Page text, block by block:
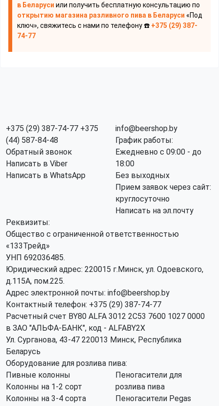
в Беларуси или получить бесплатную консультацию по
открытию магазина разливного пива в Беларуси «Под
ключ», свяжитесь с нами по телефону ☎️ +375 (29) 387-
74-77
+375 (29) 387-74-77 +375
(44) 587-84-48
Обратный звонок
Написать в Viber
Написать в WhatsApp
info@beershop.by
График работы:
Ежедневно с 09:00 - до
18:00
Без выходных
Прием заявок через сайт:
круглосуточно
Написать на эл.почту
Реквизиты:
Общество с ограниченной ответственностью
«133Трейд»
УНП 692036485​.
Юридический адрес: 220015 г.Минск, ул. Одоевского,
д.115А, пом.225.
Адрес электронной почты: info@beershop.by
Контактный телефон: +375 (29) 387-74-77
Расчетный счет BY80 ALFA 3012 2C53 7600 1027 0000
в ЗАО "АЛЬФА-БАНК", код - ALFABY2X
Ул. Сурганова, 43-47 220013 Минск, Республика
Беларусь
Оборудование для розлива пива:
Пивные колонны
Колонны на 1-2 сорт
Колонны на 3-4 сорта
Пеногасители для
розлива пива
Пеногасители Pegas